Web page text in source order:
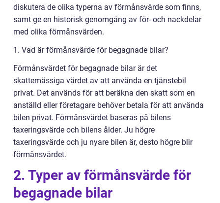
diskutera de olika typerna av förmånsvärde som finns,
samt ge en historisk genomgång av för- och nackdelar
med olika förmånsvärden.
1. Vad är förmånsvärde för begagnade bilar?
Förmånsvärdet för begagnade bilar är det
skattemässiga värdet av att använda en tjänstebil
privat. Det används för att beräkna den skatt som en
anställd eller företagare behöver betala för att använda
bilen privat. Förmånsvärdet baseras på bilens
taxeringsvärde och bilens ålder. Ju högre
taxeringsvärde och ju nyare bilen är, desto högre blir
förmånsvärdet.
2. Typer av förmånsvärde för
begagnade bilar